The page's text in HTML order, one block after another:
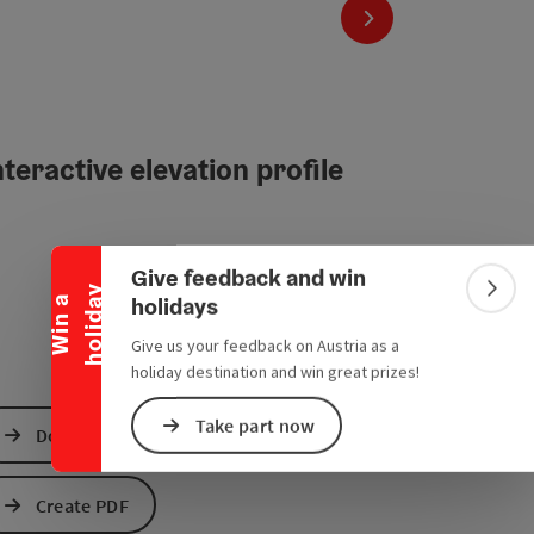
W
i
n
a
h
o
l
i
d
a y
Collapse banner
Give feedback and win
holidays
Give us your feedback on Austria as a
holiday destination and win great prizes!
Take part now
next slide
elevation profile
Download GPS data
Create PDF